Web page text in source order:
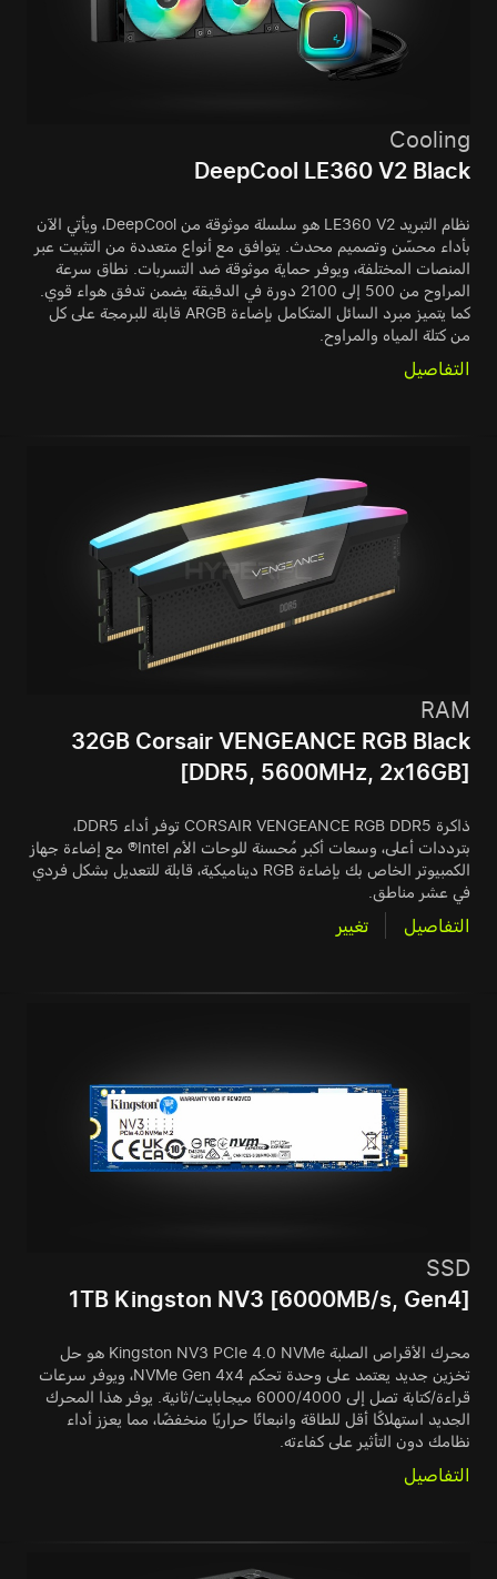
Cooling
DeepCool LE360 V2 Black
نظام التبريد LE360 V2 هو سلسلة موثوقة من DeepCool، ويأتي الآن
بأداء محسّن وتصميم محدث. يتوافق مع أنواع متعددة من التثبيت عبر
المنصات المختلفة، ويوفر حماية موثوقة ضد التسربات. نطاق سرعة
المراوح من 500 إلى 2100 دورة في الدقيقة يضمن تدفق هواء قوي.
كما يتميز مبرد السائل المتكامل بإضاءة ARGB قابلة للبرمجة على كل
من كتلة المياه والمراوح.
التفاصيل
RAM
32GB Corsair VENGEANCE RGB Black
[DDR5, 5600MHz, 2x16GB]
ذاكرة CORSAIR VENGEANCE RGB DDR5 توفر أداء DDR5،
بترددات أعلى، وسعات أكبر مُحسنة للوحات الأم Intel® مع إضاءة جهاز
الكمبيوتر الخاص بك بإضاءة RGB ديناميكية، قابلة للتعديل بشكل فردي
في عشر مناطق.
التفاصيل تغيير
SSD
1TB Kingston NV3 [6000MB/s, Gen4]
محرك الأقراص الصلبة Kingston NV3 PCIe 4.0 NVMe هو حل
تخزين جديد يعتمد على وحدة تحكم NVMe Gen 4x4، ويوفر سرعات
قراءة/كتابة تصل إلى 6000/4000 ميجابايت/ثانية. يوفر هذا المحرك
الجديد استهلاكًا أقل للطاقة وانبعاثًا حراريًا منخفضًا، مما يعزز أداء
نظامك دون التأثير على كفاءته.
التفاصيل